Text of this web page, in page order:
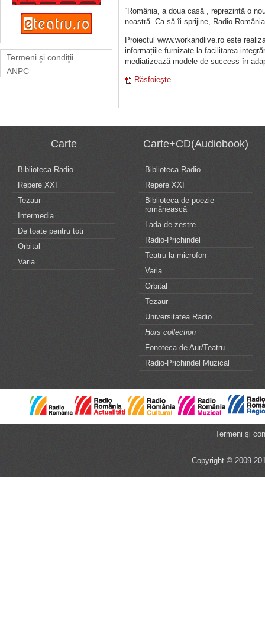
Termeni şi condiţii
ANPC
“România, a doua casă”, reprezintă o
noastră. Ca să îi sprijine, Radio
Proiectul www.workandlive.ro este
informațiile furnizate la facilitarea
mediatizează modele de success în
Răsfoieşte
Carte
Biblioteca Radio
Repere XXI
Tezaur
Intermedia
De toate pentru toti
Orbital
Varia
Carte+CD(Audiobook)
Biblioteca Radio
Repere XXI
Biblioteca de poezie
românească
Lada de zestre
Radio-Prichindel
Teatru la microfon
Varia
Orbital
Tezaur
Universitatea Radio
Hors collection
Fonoteca de Aur/Teatru
Radio-Prichindel Muzical
Termeni şi
Copyright © 2009-